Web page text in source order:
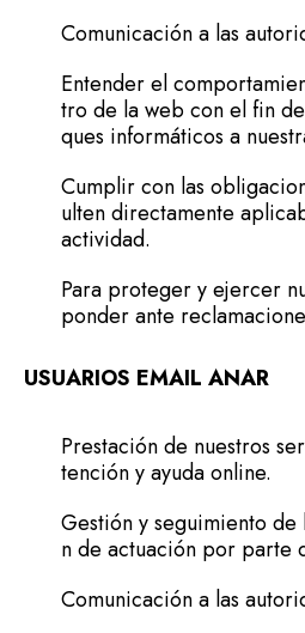
Comunicación a las
Entender el
tro de la web con el fin
ques informáticos a
Cumplir con las
ulten directamente
actividad.
Para proteger y ejercer
ponder ante
USUARIOS EMAIL ANAR
Prestación de nuestros
tención y ayuda online.
Gestión y seguimiento
n de actuación por parte
Comunicación a las